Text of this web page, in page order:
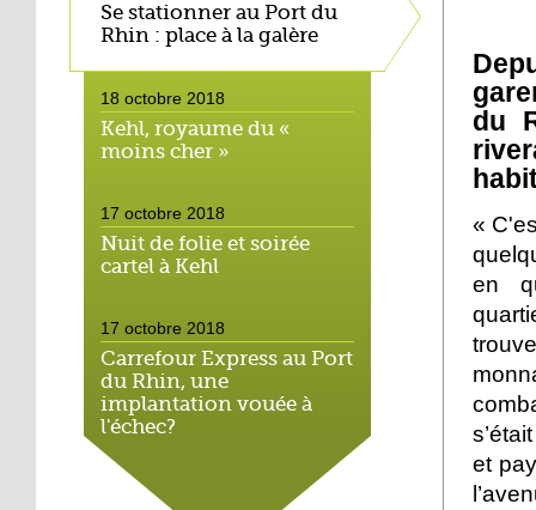
Se stationner au Port du
Rhin : place à la galère
18 octobre 2018
Kehl, royaume du «
moins cher »
17 octobre 2018
Nuit de folie et soirée
cartel à Kehl
17 octobre 2018
Carrefour Express au Port
du Rhin, une
implantation vouée à
l'échec?
17 octobre 2018
du
«
en
et